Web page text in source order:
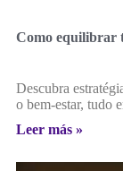
Como equilibrar
Descubra
o bem-estar, tudo
Leer más »